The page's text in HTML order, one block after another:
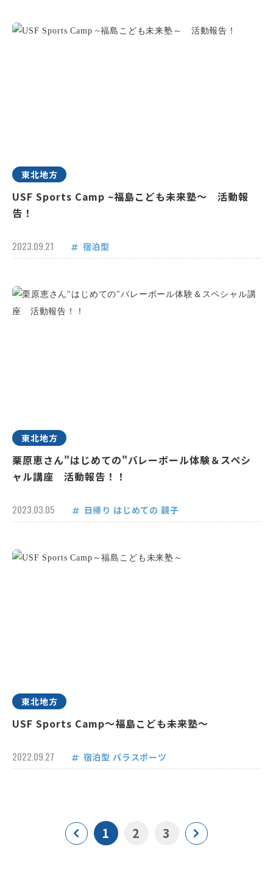
東北地方
USF Sports Camp ~福島こども未来塾～ 活動報
告！
2023.09.21 宿泊型
東北地方
栗原恵さん"はじめての"バレーボール体験＆スペシ
ャル講座 活動報告！！
2023.03.05 日帰り はじめての 親子
東北地方
USF Sports Camp～福島こども未来塾～
2022.09.27 宿泊型 パラスポーツ
1 2 3